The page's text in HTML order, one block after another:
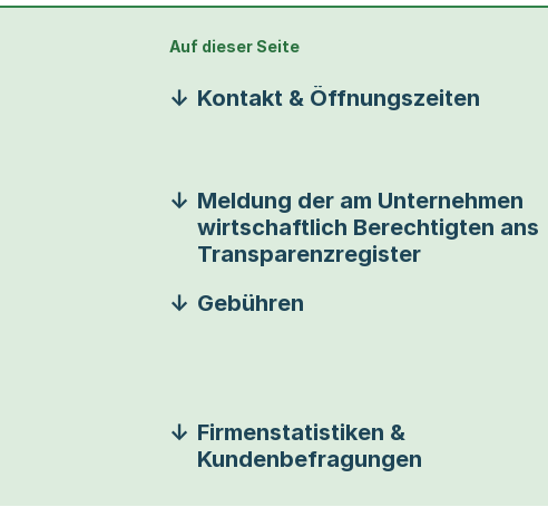
Auf dieser Seite
Kontakt & Öffnungszeiten
Meldung der am Unternehmen
wirtschaftlich Berechtigten ans
Transparenzregister
Gebühren
Firmenstatistiken &
Kundenbefragungen